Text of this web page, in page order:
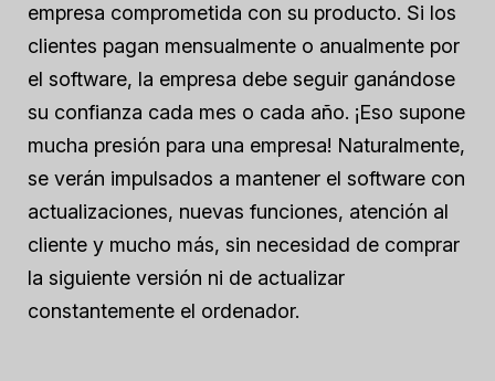
empresa comprometida con su producto. Si los
clientes pagan mensualmente o anualmente por
el software, la empresa debe seguir ganándose
su confianza cada mes o cada año. ¡Eso supone
mucha presión para una empresa! Naturalmente,
se verán impulsados a mantener el software con
actualizaciones, nuevas funciones, atención al
cliente y mucho más, sin necesidad de comprar
la siguiente versión ni de actualizar
constantemente el ordenador.